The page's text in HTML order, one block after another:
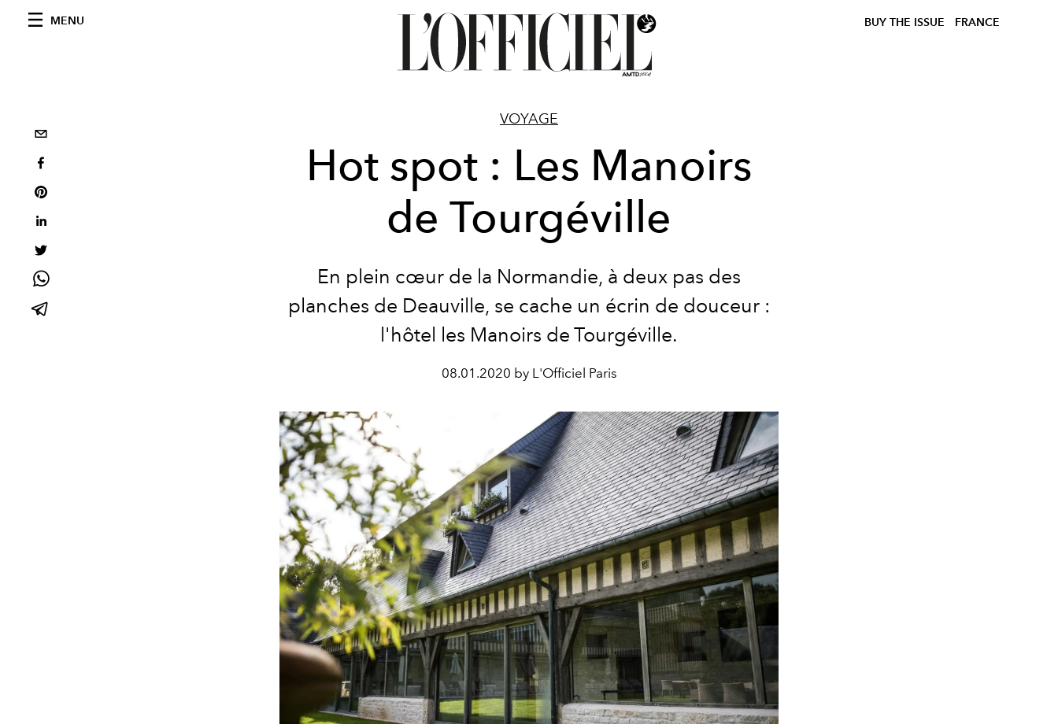
MENU BUY THE ISSUE FRANCE
VOYAGE
Hot spot : Les Manoirs
de Tourgéville
En plein cœur de la Normandie, à deux pas des
planches de Deauville, se cache un écrin de douceur :
l'hôtel les Manoirs de Tourgéville.
08.01.2020 by L'Officiel Paris